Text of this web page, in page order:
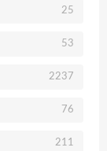
25
53
2237
76
211